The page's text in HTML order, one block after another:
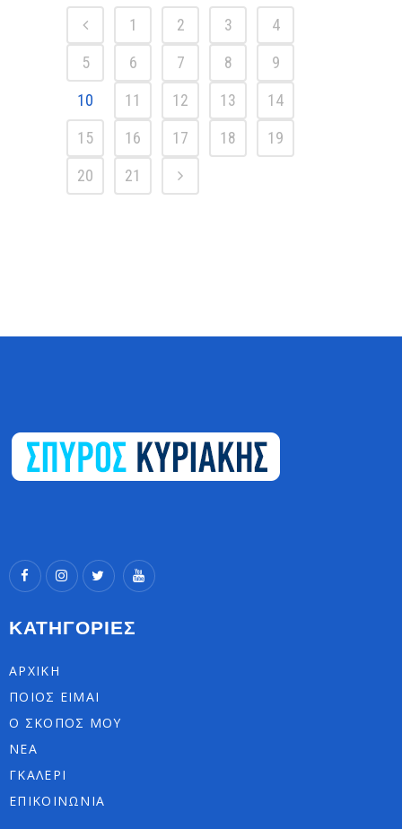
1 2 3
4
5
6 7 8
9
10
11 12 13
14
15
16 17 18
19
20
21
ΚΑΤΗΓΟΡΙΕΣ
ΑΡΧΙΚΗ
ΠΟΙΟΣ ΕΙΜΑΙ
Ο ΣΚΟΠΟΣ ΜΟΥ
ΝΕΑ
ΓΚΑΛΕΡΙ
ΕΠΙΚΟΙΝΩΝΙΑ